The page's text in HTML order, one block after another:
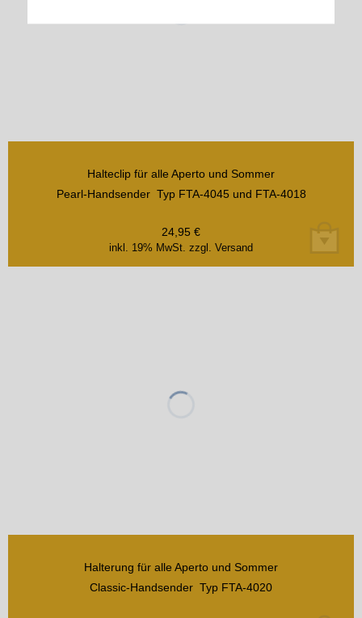
Halteclip für alle Aperto und Sommer
Pearl-Handsender Typ FTA-4045 und FTA-4018
inkl. 19% MwSt. zzgl. Versand
24,95 €
Halterung für alle Aperto und Sommer
Classic-Handsender Typ FTA-4020